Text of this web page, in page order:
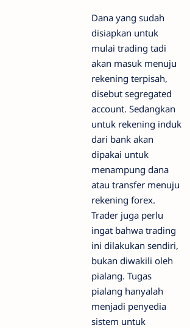
Dana yang sudah
disiapkan untuk
mulai trading tadi
akan masuk menuju
rekening terpisah,
disebut segregated
account. Sedangkan
untuk rekening induk
dari bank akan
dipakai untuk
menampung dana
atau transfer menuju
rekening forex.
Trader juga perlu
ingat bahwa trading
ini dilakukan sendiri,
bukan diwakili oleh
pialang. Tugas
pialang hanyalah
menjadi penyedia
sistem untuk